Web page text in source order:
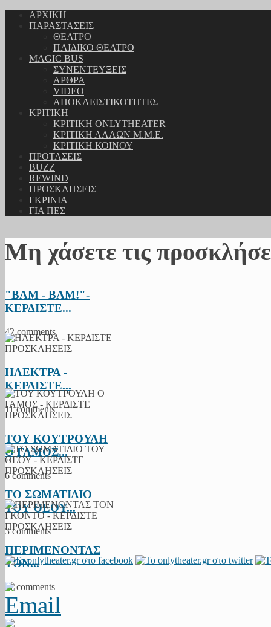
ΑΡΧΙΚΗ
ΠΑΡΑΣΤΑΣΕΙΣ
ΘΕΑΤΡΟ
ΠΑΙΔΙΚΟ ΘΕΑΤΡΟ
MAGIC BUS
ΣΥΝΕΝΤΕΥΞΕΙΣ
ΑΡΘΡΑ
VIDEO
ΑΠΟΚΛΕΙΣΤΙΚΟΤΗΤΕΣ
ΚΡΙΤΙΚΗ
ΚΡΙΤΙΚΗ ONLYTHEATER
ΚΡΙΤΙΚΗ ΑΛΛΩΝ Μ.Μ.Ε.
ΚΡΙΤΙΚΗ ΚΟΙΝΟΥ
ΠΡΟΤΑΣΕΙΣ
BUZZ
REWIND
ΠΡΟΣΚΛΗΣΕΙΣ
ΓΚΡΙΝΙΑ
ΓΙΑ ΠΕΣ
Μη χάσετε τις
"BAM - BAM!"-
ΚΕΡΔΙΣΤΕ...
42 comments
ΗΛΕΚΤΡΑ -
ΚΕΡΔΙΣΤΕ...
11 comments
ΤΟΥ ΚΟΥΤΡΟΥΛΗ
Ο ΓΑΜΟΣ...
6 comments
ΤΟ ΣΩΜΑΤΙΔΙΟ
ΤΟΥ ΘΕΟΥ...
3 comments
ΠΕΡΙΜΕΝΟΝΤΑΣ
ΤΟΝ...
11 comments